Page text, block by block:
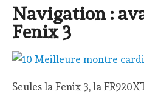
Navigation :
Fenix 3
Seules la Fenix 3, la